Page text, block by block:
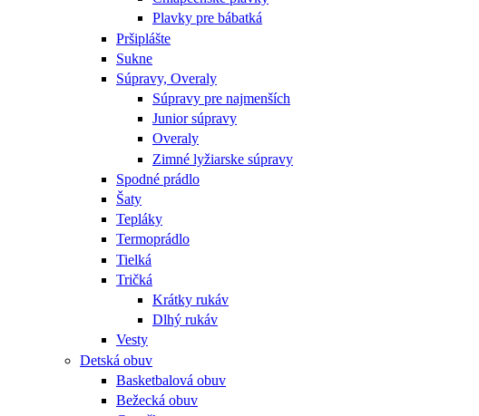
Plavky pre bábatká
Pršiplášte
Sukne
Súpravy, Overaly
Súpravy pre najmenších
Junior súpravy
Overaly
Zimné lyžiarske súpravy
Spodné prádlo
Šaty
Tepláky
Termoprádlo
Tielká
Tričká
Krátky rukáv
Dlhý rukáv
Vesty
Detská obuv
Basketbalová obuv
Bežecká obuv